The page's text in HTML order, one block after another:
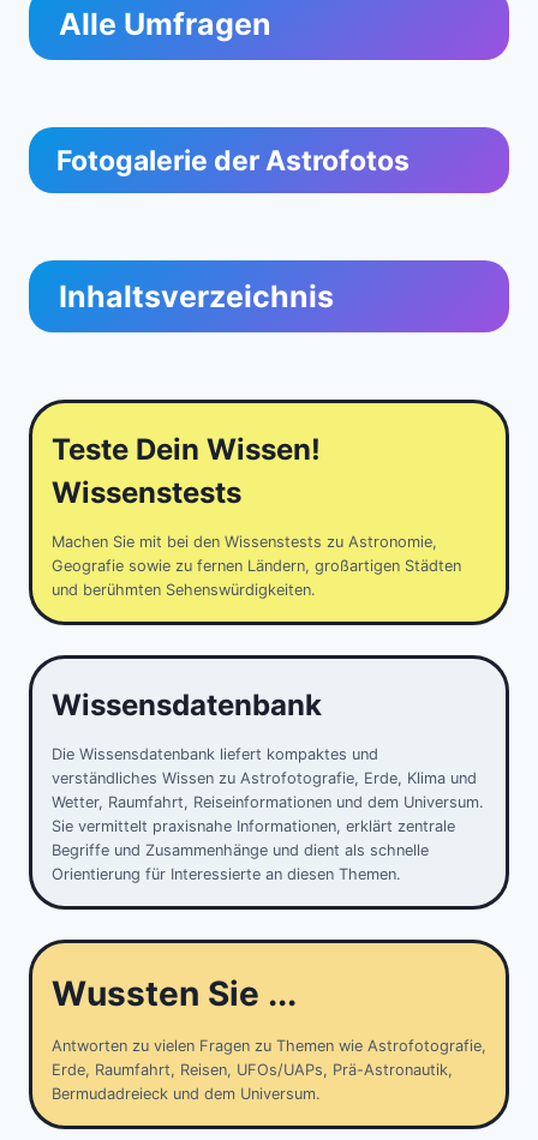
Alle Umfragen
Fotogalerie der Astrofotos
Inhaltsverzeichnis
Teste Dein Wissen!
Wissenstests
Machen Sie mit bei den Wissenstests zu Astronomie,
Geografie sowie zu fernen Ländern, großartigen Städten
und berühmten Sehenswürdigkeiten.
Wissensdatenbank
Die Wissensdatenbank liefert kompaktes und
verständliches Wissen zu Astrofotografie, Erde, Klima und
Wetter, Raumfahrt, Reiseinformationen und dem Universum.
Sie vermittelt praxisnahe Informationen, erklärt zentrale
Begriffe und Zusammenhänge und dient als schnelle
Orientierung für Interessierte an diesen Themen.
Wussten Sie ...
Antworten zu vielen Fragen zu Themen wie Astrofotografie,
Erde, Raumfahrt, Reisen, UFOs/UAPs, Prä-Astronautik,
Bermudadreieck und dem Universum.